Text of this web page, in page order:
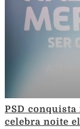
PSD
celebra noite